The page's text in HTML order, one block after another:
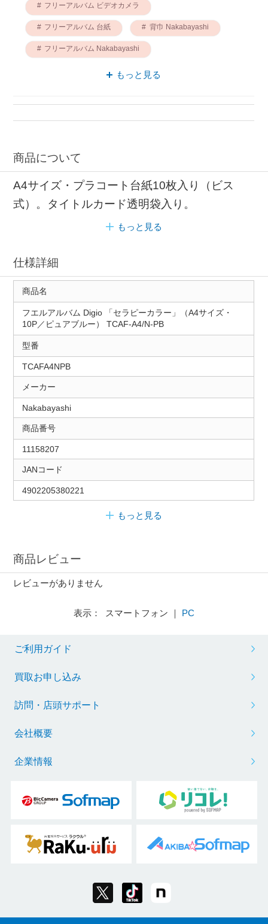
フリーアルバム ビデオカメラ
フリーアルバム 台紙 背巾 Nakabayashi
フリーアルバム Nakabayashi
背巾 アルバム
もっと見る
商品について
A4サイズ・プラコート台紙10枚入り（ビス
式）。タイトルカード透明袋入り。
もっと見る
仕様詳細
商品名
フエルアルバム Digio 「セラピーカラー」（A4サイズ・
10P／ピュアブルー） TCAF-A4/N-PB
型番
TCAFA4NPB
メーカー
Nakabayashi
商品番号
11158207
JANコード
4902205380221
もっと見る
商品レビュー
レビューがありません
表示： スマートフォン ｜ PC
ご利用ガイド
買取お申し込み
訪問・店頭サポート
会社概要
企業情報